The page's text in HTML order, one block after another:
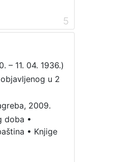
5
– 11. 04. 1936.)
u 2
2009.
doba •
• Knjige